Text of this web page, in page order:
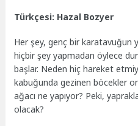
Türkçesi: Hazal Bozyer
Her şey, genç bir karatavuğun
hiçbir şey yapmadan öylece
başlar. Neden hiç hareket
kabuğunda gezinen böcekler
ağacı ne yapıyor? Peki,
olacak?